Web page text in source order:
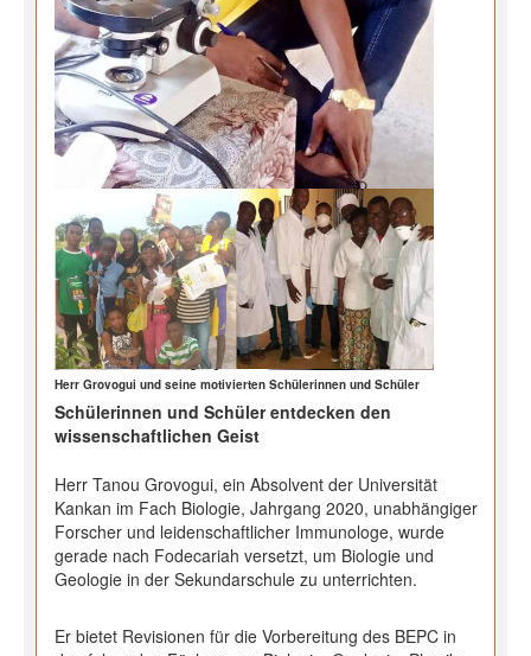
Herr Grovogui und seine motivierten Schülerinnen und Schüler
Schülerinnen und Schüler entdecken den
wissenschaftlichen Geist
Herr Tanou Grovogui, ein Absolvent der Universität
Kankan im Fach Biologie, Jahrgang 2020, unabhängiger
Forscher und leidenschaftlicher Immunologe, wurde
gerade nach Fodecariah versetzt, um Biologie und
Geologie in der Sekundarschule zu unterrichten.
Er bietet Revisionen für die Vorbereitung des BEPC in